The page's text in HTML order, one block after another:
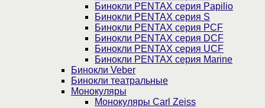
Бинокли PENTAX серия Papilio
Бинокли PENTAX серия S
Бинокли PENTAX серия PCF
Бинокли PENTAX серия DCF
Бинокли PENTAX серия UCF
Бинокли PENTAX серия Marine
Бинокли Veber
Бинокли театральные
Монокуляры
Монокуляры Carl Zeiss